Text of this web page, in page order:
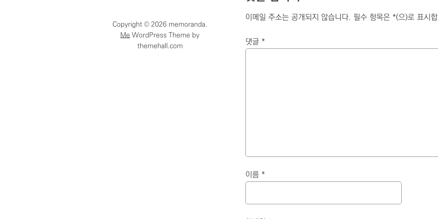
이메일 주소는 공개되지 않습니다. 필수 항목은 *(으)로 표시
댓글 *
이름 *
Copyright © 2026 memoranda.
MeWordPress Theme by
themehall.com